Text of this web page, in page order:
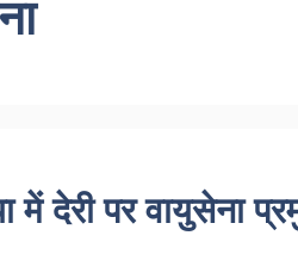
में देरी पर वायुसेना